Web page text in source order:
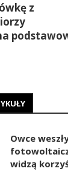
z
Owce
widzą